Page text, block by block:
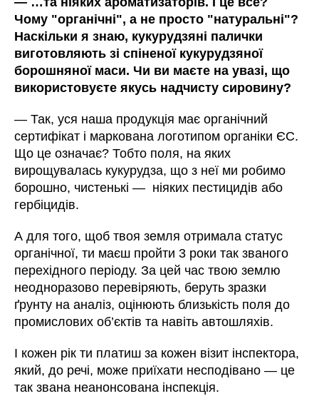
Чому "органічні", а не просто "натуральні"?
Наскільки я знаю, кукурудзяні палички
виготовляють зі спіненої кукурудзяної
борошняної маси. Чи ви маєте на увазі, що
використовуєте якусь надчисту сировину?
—Так, уся наша продукція має органічний
сертифікат і маркована логотипом органіки ЄС.
Що це означає? Тобто поля, на яких
вирощувалась кукурудза, що з неї ми робимо
борошно, чистенькі— ніяких пестицидів або
гербіцидів.
А для того, щоб твоя земля отримала статус
органічної, ти маєш пройти 3 роки так званого
перехідного періоду. За цей час твою землю
неодноразово перевіряють, беруть зразки
ґрунту на аналіз, оцінюють близькість поля до
промислових об’єктів та навіть автошляхів.
І кожен рік ти платиш за кожен візит інспектора,
який, до речі, може приїхати несподівано— це
так звана неанонсована інспекція.